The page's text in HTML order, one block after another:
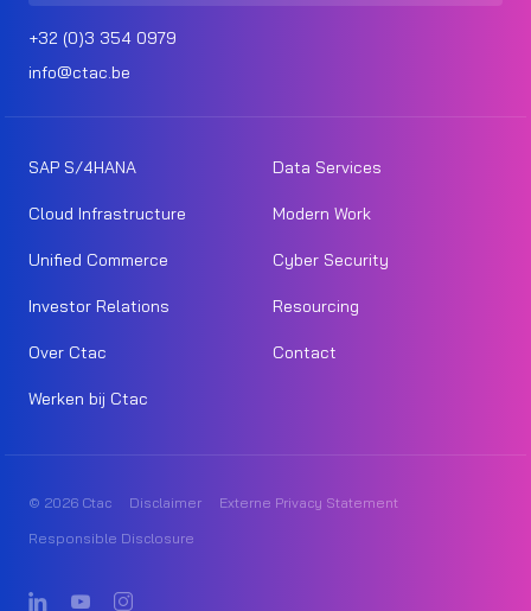
+32 (0)3 354 0979
info@ctac.be
SAP S/4HANA Data Services
Cloud Infrastructure Modern Work
Unified Commerce Cyber Security
Investor Relations Resourcing
Over Ctac Contact
Werken bij Ctac
© 2026 Ctac Disclaimer
Externe Privacy Statement
Responsible Disclosure